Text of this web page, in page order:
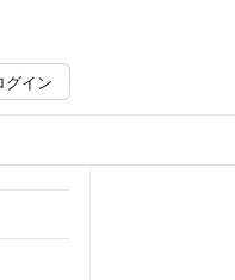
グイン